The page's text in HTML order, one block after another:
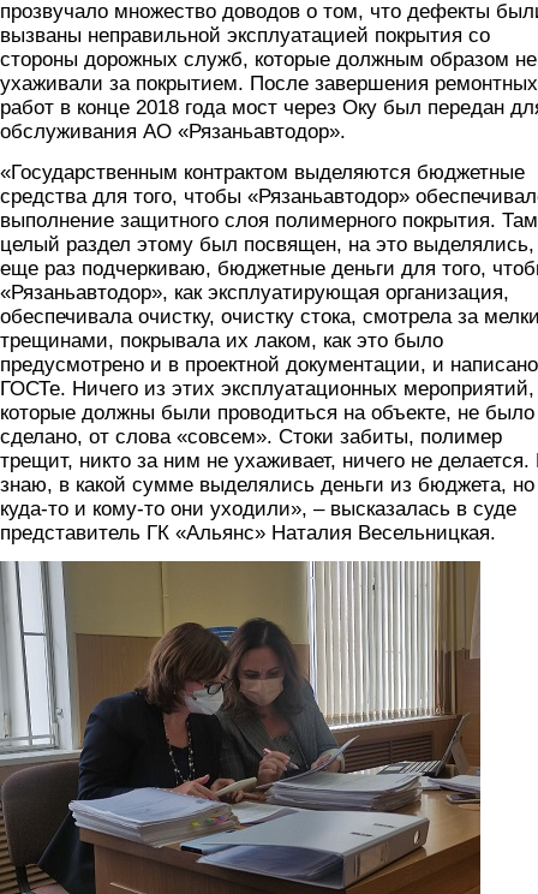
прозвучало множество доводов о том, что дефекты
вызваны неправильной эксплуатацией покрытия со
стороны дорожных служб, которые должным образом не
ухаживали за покрытием. После завершения ремонтных
работ в конце 2018 года мост через Оку был передан
обслуживания АО «Рязаньавтодор».
«Государственным контрактом выделяются бюджетные
средства для того, чтобы «Рязаньавтодор»
выполнение защитного слоя полимерного покрытия. Там
целый раздел этому был посвящен, на это выделялись,
еще раз подчеркиваю, бюджетные деньги для того,
«Рязаньавтодор», как эксплуатирующая организация,
обеспечивала очистку, очистку стока, смотрела за
трещинами, покрывала их лаком, как это было
предусмотрено и в проектной документации, и
ГОСТе. Ничего из этих эксплуатационных мероприятий,
которые должны были проводиться на объекте, не было
сделано, от слова «совсем». Стоки забиты, полимер
трещит, никто за ним не ухаживает, ничего не делается.
знаю, в какой сумме выделялись деньги из бюджета, но
куда-то и кому-то они уходили», – высказалась в суде
представитель ГК «Альянс» Наталия Весельницкая.
foto.jpg